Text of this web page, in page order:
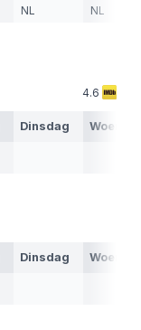
NL NL
4.6
Dinsdag
Dinsdag